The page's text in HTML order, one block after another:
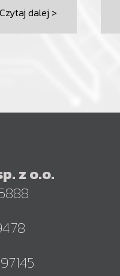
Czytaj dalej >
z o.o.